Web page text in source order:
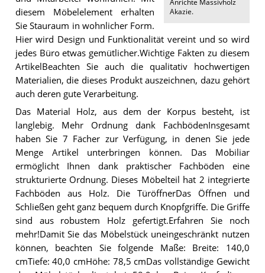
Anrichte Massivholz
Akazie.
diesem Möbelelement erhalten
Sie Stauraum in wohnlicher Form.
Hier wird Design und Funktionalität vereint und so wird
jedes Büro etwas gemütlicher.Wichtige Fakten zu diesem
ArtikelBeachten Sie auch die qualitativ hochwertigen
Materialien, die dieses Produkt auszeichnen, dazu gehört
auch deren gute Verarbeitung.
Das Material Holz, aus dem der Korpus besteht, ist
langlebig. Mehr Ordnung dank FachbödenInsgesamt
haben Sie 7 Fächer zur Verfügung, in denen Sie jede
Menge Artikel unterbringen können. Das Mobiliar
ermöglicht Ihnen dank praktischer Fachböden eine
strukturierte Ordnung. Dieses Möbelteil hat 2 integrierte
Fachböden aus Holz. Die TüröffnerDas Öffnen und
Schließen geht ganz bequem durch Knopfgriffe. Die Griffe
sind aus robustem Holz gefertigt.Erfahren Sie noch
mehr!Damit Sie das Möbelstück uneingeschränkt nutzen
können, beachten Sie folgende Maße: Breite: 140,0
cmTiefe: 40,0 cmHöhe: 78,5 cmDas vollständige Gewicht